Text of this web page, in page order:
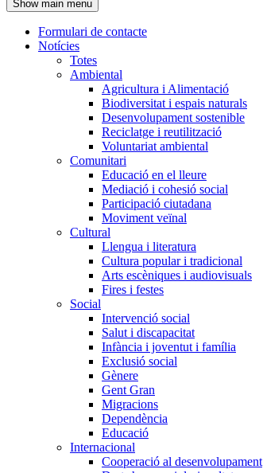
l'encapçalament
Show main menu
Navegació
principal
Formulari de contacte
Notícies
Totes
Ambiental
Agricultura i Alimentació
Biodiversitat i espais naturals
Desenvolupament sostenible
Reciclatge i reutilització
Voluntariat ambiental
Comunitari
Educació en el lleure
Mediació i cohesió social
Participació ciutadana
Moviment veïnal
Cultural
Llengua i literatura
Cultura popular i tradicional
Arts escèniques i audiovisuals
Fires i festes
Social
Intervenció social
Salut i discapacitat
Infància i joventut i família
Exclusió social
Gènere
Gent Gran
Migracions
Dependència
Educació
Internacional
Cooperació al desenvolupament